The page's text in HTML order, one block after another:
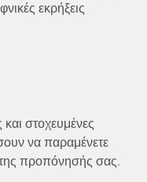
εκρήξεις
στοχευμένες
να παραμένετε
της προπόνησής σας.